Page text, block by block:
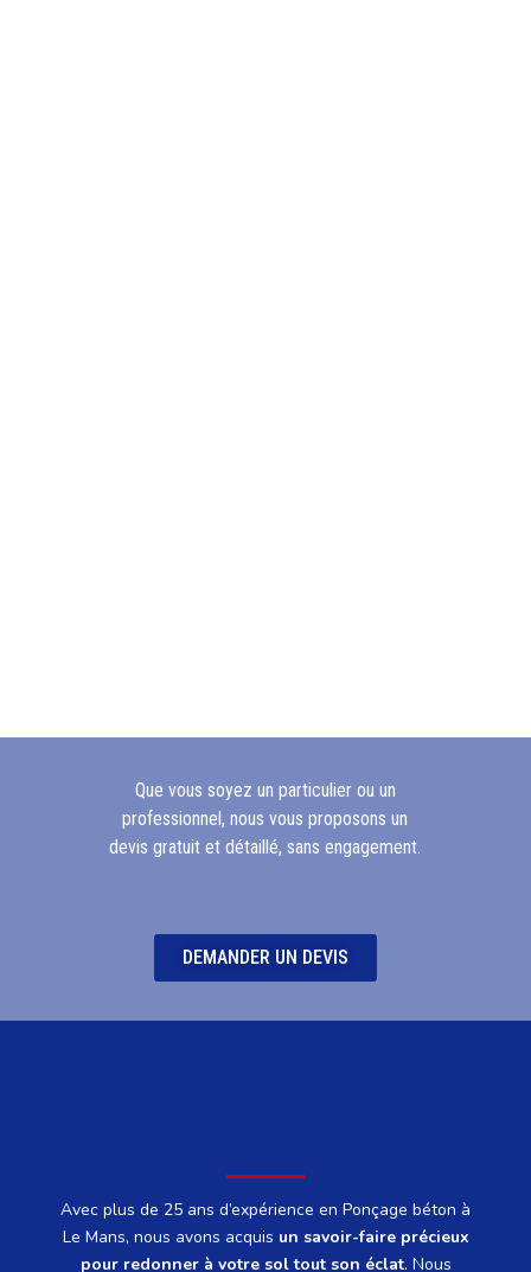
Que vous soyez un particulier ou un
professionnel, nous vous proposons un
devis gratuit et détaillé, sans engagement.
DEMANDER UN DEVIS
Avec plus de 25 ans d’expérience en Ponçage béton à
Le Mans, nous avons acquis un savoir-faire précieux
pour redonner à votre sol tout son éclat. Nous